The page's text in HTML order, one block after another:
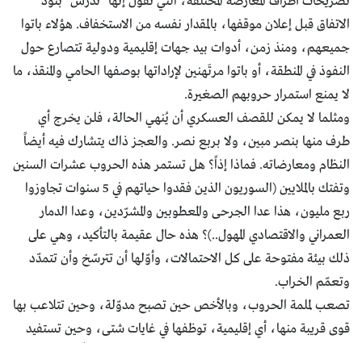
الاتفاق قبل إعلان موقفها، بالمقدار نفسه من الاستخفاف. هؤلاء باتوا
جميعهم، ومنذ زمن، أدوات بيد جهات إقليمية ودولية تتصارع حول
النفوذ في المنطقة، أو باتوا مرتَهنين لإراداتها بوصفها الحامي والمنقذ، ما
لا يمنع استمرار حروبهم الصغيرة.
ومثلما لا يمكن للقصف العسكري أن يُنهي الحالة، فلن يخرج أي
طرف منها بنصر مبين، ولا بربع نصر. والعجز ذاك يتشارك فيه أيضاً
النظام ومعارضاته. فماذا إذاً؟ هل تستمر هذه الحروب عشرات السنين
وتفتك بالملايين (السوريون الذين فقدوا حياتهم في 5 سنوات تجاوزوا
ربع مليون، هذا عدا الجرحى والمعطوبين والمشرّدين، وعدا الدمار
العمراني والاقتصادي المهول..)؟ هذه حال عقيمة بالتأكيد، وهي على
ذلك بيئة مفتوحة على كل الاحتمالات، وأوّلها أن تترسّخ وأن تتمدّد
وتعمّم الخراب.
تصعب لملمة الحروب، وبالأخص حين تصبح مدوّلة، وحين تتلاعب بها
قوى قريبة منها، أي إقليمية، توظفها في غايات شتى، وحين تستفيد